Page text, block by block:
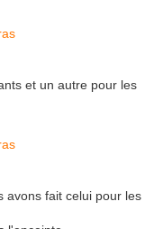
et un autre pour les
avons fait celui pour les